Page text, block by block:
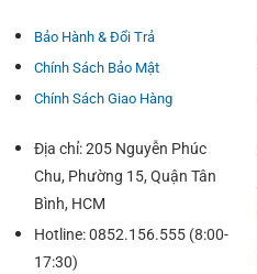
Bảo Hành & Đổi Trả
Chính Sách Bảo Mật
Chính Sách Giao Hàng
Địa chỉ: 205 Nguyễn Phúc
Chu, Phường 15, Quận Tân
Bình, HCM
Hotline: 0852.156.555 (8:00-
17:30)